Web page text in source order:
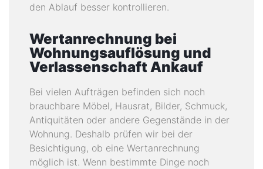
den Ablauf besser kontrollieren.
Wertanrechnung bei
Wohnungsauflösung und
Verlassenschaft Ankauf
Bei vielen Aufträgen befinden sich noch
brauchbare Möbel, Hausrat, Bilder, Schmuck,
Antiquitäten oder andere Gegenstände in der
Wohnung. Deshalb prüfen wir bei der
Besichtigung, ob eine Wertanrechnung
möglich ist. Wenn bestimmte Dinge noch